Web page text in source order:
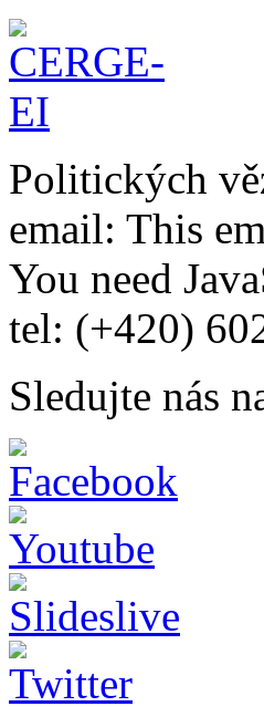
Politických
email: This
You need
tel: (+420)
Sledujte nás